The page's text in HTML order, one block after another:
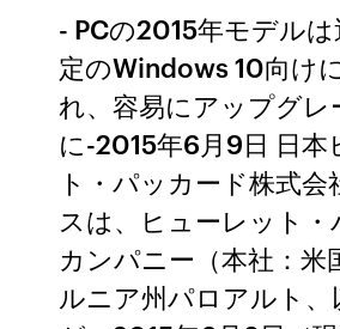
- PCの2015年モデル
定のWindows 10向け
れ、容易にアップグレ
に-2015年6月9日 日本
ト・パッカード株式会
スは、ヒューレット・
カンパニー（本社：米
ルニア州パロアルト、